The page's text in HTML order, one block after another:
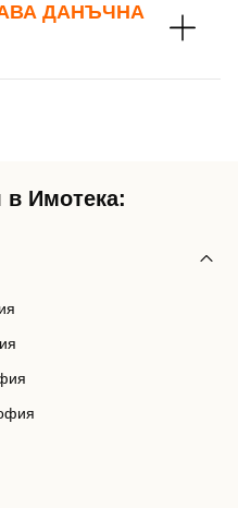
ДАНЪЧНА
в Имотека: